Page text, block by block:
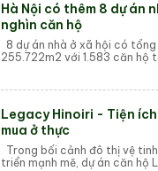
Hà Nội có thêm 8 dự án
nghìn căn hộ
8 dự án nhà ở xã hội có
255.722m2 với 1.583 căn hộ
Legacy Hinoiri - Tiện
mua ở thực
Trong bối cảnh đô thị vệ
triển mạnh mẽ, dự án căn hộ